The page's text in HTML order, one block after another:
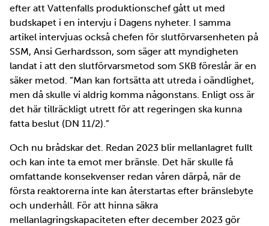
efter att Vattenfalls produktionschef gått ut med
budskapet i en intervju i Dagens nyheter. I samma
artikel intervjuas också chefen för slutförvarsenheten på
SSM, Ansi Gerhardsson, som säger att myndigheten
landat i att den slutförvarsmetod som SKB föreslår är en
säker metod. ”Man kan fortsätta att utreda i oändlighet,
men då skulle vi aldrig komma någonstans. Enligt oss är
det här tillräckligt utrett för att regeringen ska kunna
fatta beslut (DN 11/2).”
Och nu brådskar det. Redan 2023 blir mellanlagret fullt
och kan inte ta emot mer bränsle. Det här skulle få
omfattande konsekvenser redan våren därpå, när de
första reaktorerna inte kan återstartas efter bränslebyte
och underhåll. För att hinna säkra
mellanlagringskapaciteten efter december 2023 gör